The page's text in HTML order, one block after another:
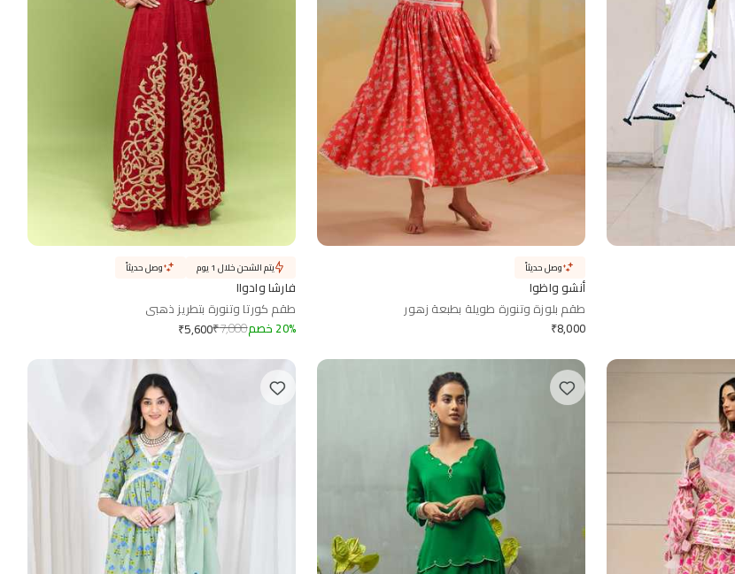
أنشو واظوا
طقم بلوزة وتنورة طويلة بطبعة زهور
₹8,000
وصل حديثاً
فارشا وادواا
طقم كورتا وتنورة بتطريز ذهبي
₹5,600₹7,000 20% خصم
يتم الشحن خلال 1 يوم وصل حديثاً